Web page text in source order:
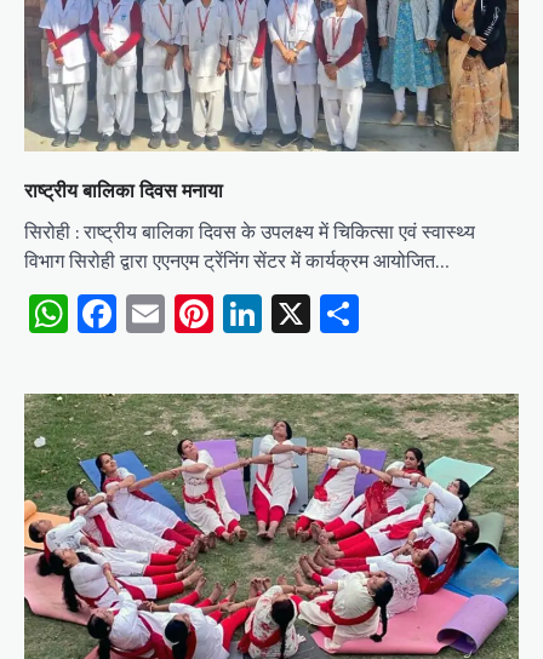
राष्ट्रीय बालिका दिवस मनाया
सिरोही : राष्ट्रीय बालिका दिवस के उपलक्ष्य में चिकित्सा एवं स्वास्थ्य
विभाग सिरोही द्वारा एएनएम ट्रेंनिंग सेंटर में कार्यक्रम आयोजित…
WhatsApp
Facebook
EmailPinterest
LinkedIn
X